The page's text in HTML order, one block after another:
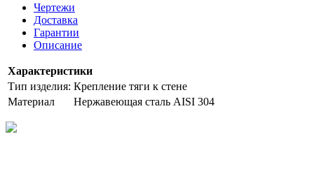
Чертежи
Доставка
Гарантии
Описание
Характеристики
Тип изделия: Крепление тяги к стене
Материал
Нержавеющая сталь AISI 304